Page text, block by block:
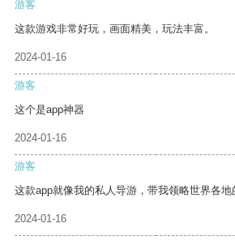
游客
这款游戏非常好玩，画面精美，玩法丰富。
2024-01-16
游客
这个是app神器
2024-01-16
游客
这款app就像我的私人导游，带我领略世界各地
2024-01-16